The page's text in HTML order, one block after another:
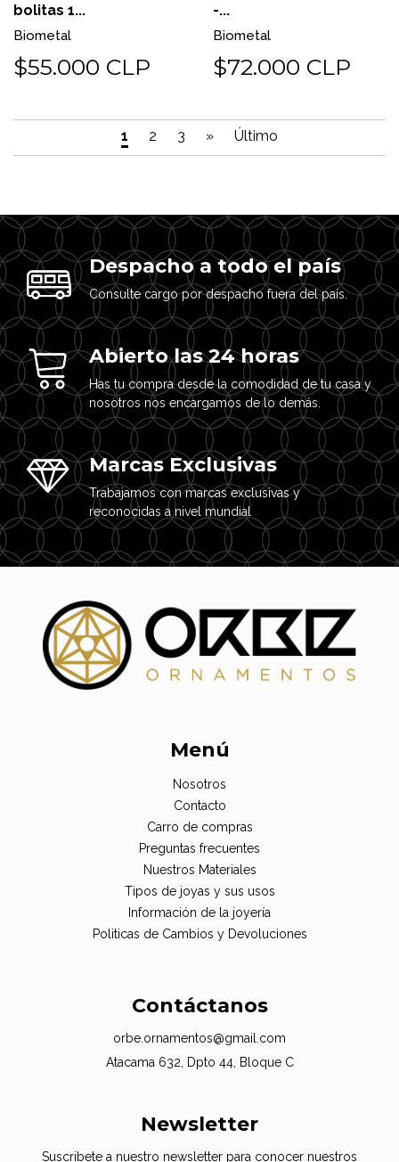
bolitas 1...
Biometal
$55.000 CLP
-...
Biometal
$72.000 CLP
1 2 3 » Último
Despacho a todo el país
Consulte cargo por despacho fuera del país.
Abierto las 24 horas
Has tu compra desde la comodidad de tu casa y
nosotros nos encargamos de lo demás.
Marcas Exclusivas
Trabajamos con marcas exclusivas y
reconocidas a nivel mundial
Menú
Nosotros
Contacto
Carro de compras
Preguntas frecuentes
Nuestros Materiales
Tipos de joyas y sus usos
Información de la joyería
Politicas de Cambios y Devoluciones
Contáctanos
orbe.ornamentos@gmail.com
Atacama 632, Dpto 44, Bloque C
Newsletter
Suscribete a nuestro newsletter para conocer nuestros